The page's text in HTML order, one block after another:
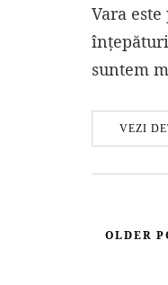
Vara
suntem
VEZI
OLDER